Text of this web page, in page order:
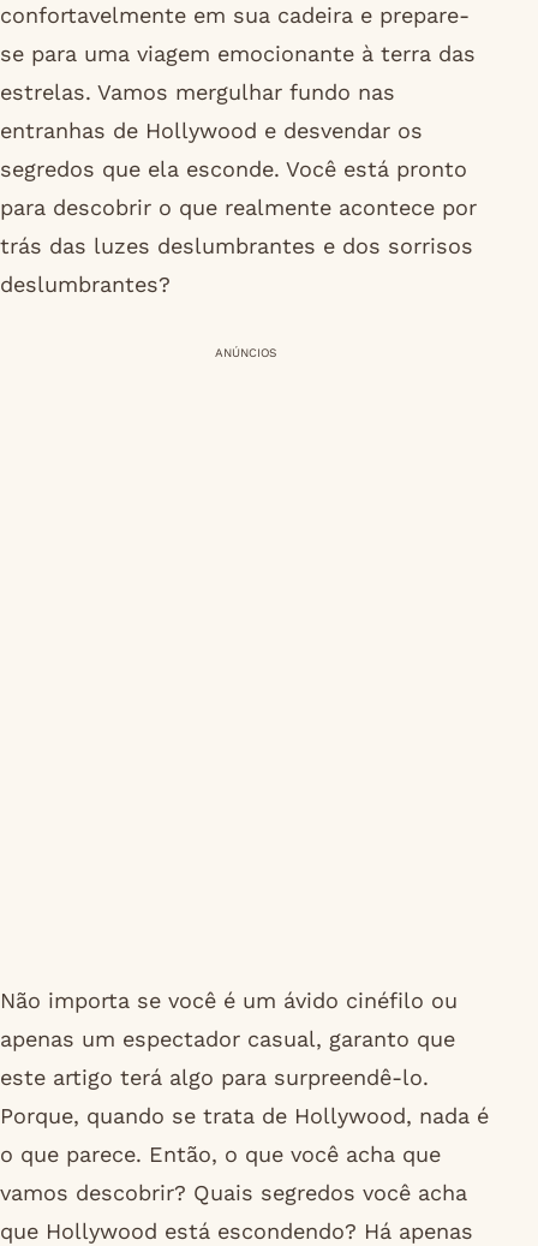
confortavelmente em sua cadeira e prepare-
se para uma viagem emocionante à terra das
estrelas. Vamos mergulhar fundo nas
entranhas de Hollywood e desvendar os
segredos que ela esconde. Você está pronto
para descobrir o que realmente acontece por
trás das luzes deslumbrantes e dos sorrisos
deslumbrantes?
ANÚNCIOS
Não importa se você é um ávido cinéfilo ou
apenas um espectador casual, garanto que
este artigo terá algo para surpreendê-lo.
Porque, quando se trata de Hollywood, nada é
o que parece. Então, o que você acha que
vamos descobrir? Quais segredos você acha
que Hollywood está escondendo? Há apenas